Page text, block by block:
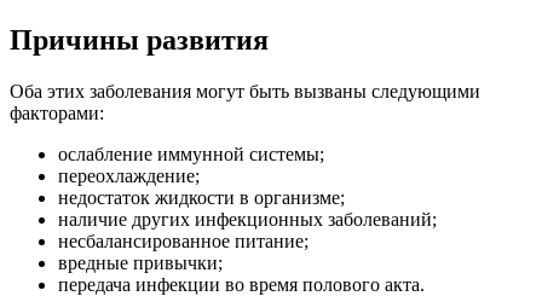
Причины развития
Оба этих заболевания могут быть вызваны следующими
факторами:
ослабление иммунной системы;
переохлаждение;
недостаток жидкости в организме;
наличие других инфекционных заболеваний;
несбалансированное питание;
вредные привычки;
передача инфекции во время полового акта.